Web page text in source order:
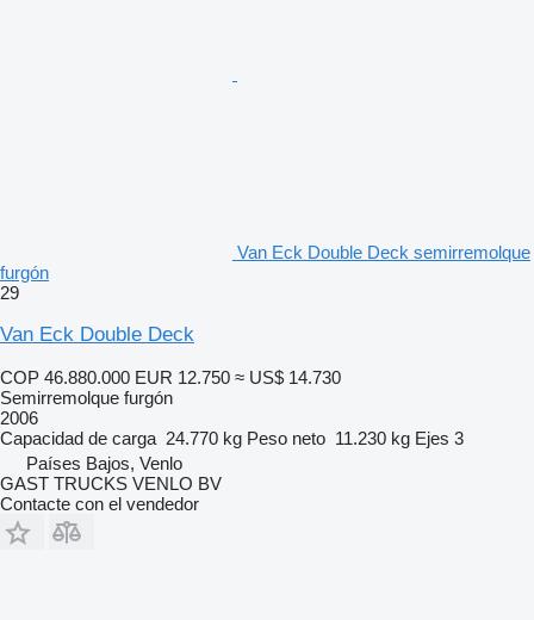
Van Eck Double Deck semirremolque
furgón
29
Van Eck Double Deck
COP 46.880.000 EUR 12.750 ≈ US$ 14.730
Semirremolque furgón
2006
Capacidad de carga 24.770 kg Peso neto 11.230 kg Ejes 3
Países Bajos, Venlo
GAST TRUCKS VENLO BV
Contacte con el vendedor